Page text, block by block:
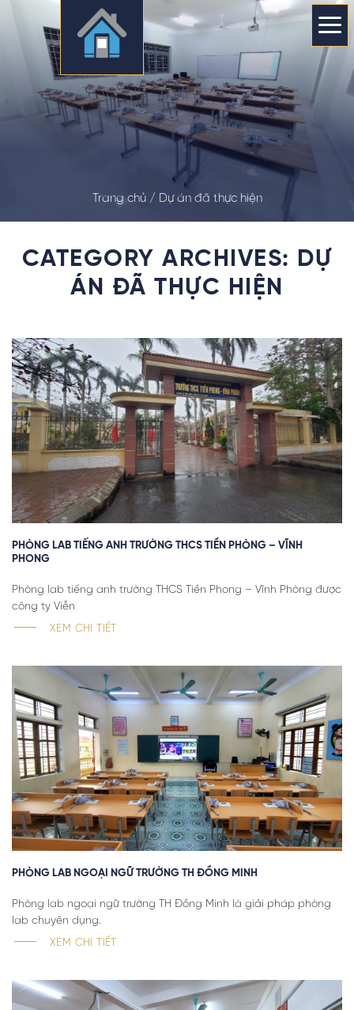
Trang chủ / Dự án đã thực hiện
CATEGORY ARCHIVES: DỰ
ÁN ĐÃ THỰC HIỆN
PHÒNG LAB TIẾNG ANH TRƯỜNG THCS TIỀN PHÒNG – VĨNH
PHONG
Phòng lab tiếng anh trường THCS Tiền Phong – Vĩnh Phòng được
công ty Viễn
XEM CHI TIẾT
PHÒNG LAB NGOẠI NGỮ TRƯỜNG TH ĐỒNG MINH
Phòng lab ngoại ngữ trường TH Đồng Minh là giải pháp phòng
lab chuyên dụng.
XEM CHI TIẾT